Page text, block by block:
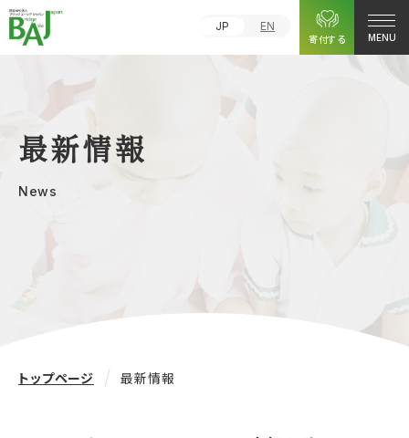
JP
EN
寄付する
MENU
最新情報
News
トップページ 最新情報